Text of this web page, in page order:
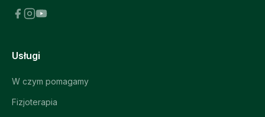
Usługi
W czym pomagamy
Fizjoterapia